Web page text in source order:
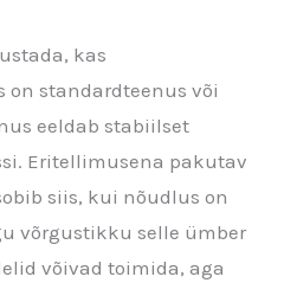
kas
on standardteenus või
eeldab stabiilset
Eritellimusena pakutav
siis, kui nõudlus on
võrgustikku selle ümber
võivad toimida, aga